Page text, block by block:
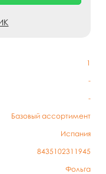
1
-
-
Базовый ассортимент
Испания
8435102311945
Фольга